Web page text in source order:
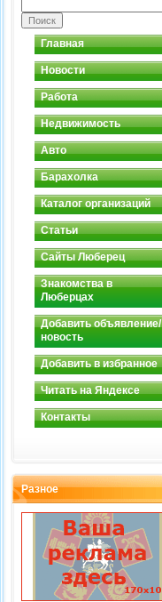
Главная
Новости
Работа
Недвижимость
Авто
Барахолка
Каталог организаций
Статьи
Сайты Люберец
Знакомства в
Люберцах
Добавить объявление/
новость
Добавить в избранное
Читать на Яндексе
Контакты
Разное